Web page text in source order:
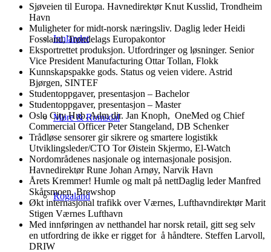
Innlandet
Møre & Romsdal
Rogaland
Sjøveien til Europa. Havnedirektør Knut Kusslid, Trondheim
Havn
Muligheter for midt-norsk næringsliv. Daglig leder Heidi
Fossland, Trøndelags Europakontor
Eksportrettet produksjon. Utfordringer og løsninger. Senior
Vice President Manufacturing Ottar Tollan, Flokk
Kunnskapspakke gods. Status og veien videre. Astrid
Bjørgen, SINTEF
Studentoppgaver, presentasjon – Bachelor
Studentoppgaver, presentasjon – Master
Oslo City Hub. Adm dir. Jan Knoph, OneMed og Chief
Commercial Officer Peter Stangeland, DB Schenker
Trådløse sensorer gir sikrere og smartere logistikk
Utviklingsleder/CTO Tor Øistein Skjermo, El-Watch
Nordområdenes nasjonale og internasjonale posisjon.
Havnedirektør Rune Johan Arnøy, Narvik Havn
Årets Kremmer! Humle og malt på nettDaglig leder Manfred
Skårsmoen, Brewshop
Økt internasjonal trafikk over Værnes, Lufthavndirektør Marit
Stigen Værnes Lufthavn
Med innføringen av netthandel har norsk retail, gitt seg selv
en utfordring de ikke er rigget for å håndtere. Steffen Larvoll,
DRIW